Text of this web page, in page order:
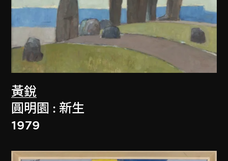
黃銳
圓明園 : 新生
1979